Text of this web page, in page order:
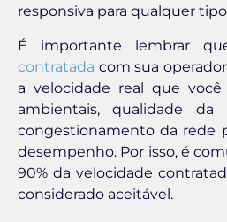
responsiva para qualquer
É importante lembrar
contratada com sua
a velocidade real que você
ambientais, qualidade da
congestionamento da rede
desempenho. Por isso, é
90% da velocidade
considerado aceitável.